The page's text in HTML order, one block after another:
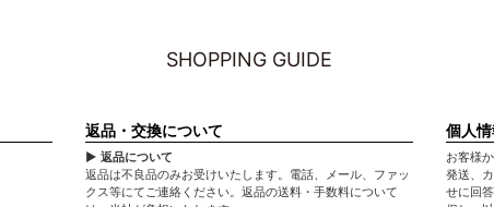
SHOPPING GUIDE
返品・交換について
▶ 返品について
返品は不良品のみお受けいたします。電話、メール、ファッ
クス等にてご連絡ください。返品の送料・手数料について
個人
お客様
発送、
せに回